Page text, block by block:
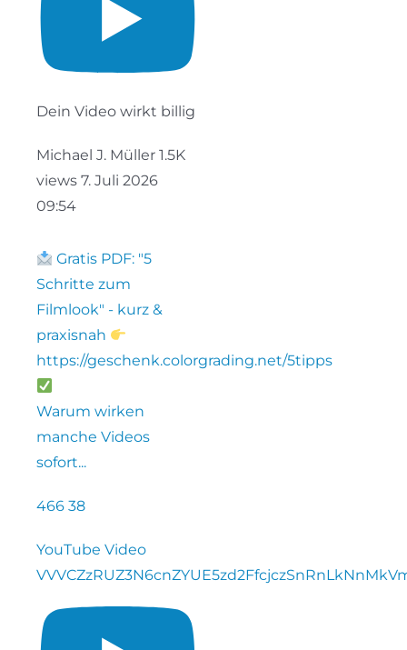
Dein Video wirkt billig
Michael J. Müller 1.5K
views 7. Juli 2026
09:54
Gratis PDF: "5
Schritte zum
Filmlook" - kurz &
praxisnah
https://geschenk.colorgrading.net/5tipps
Warum wirken
manche Videos
sofort...
466 38
YouTube Video